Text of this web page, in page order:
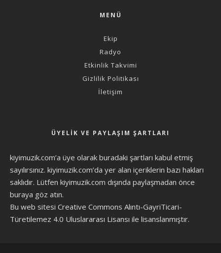
MENÜ
Ekip
Radyo
Etkinlik Takvimi
Gizlilik Politikası
İletişim
ÜYELIK VE PAYLAŞIM ŞARTLARI
kiyimuzik.com’a üye olarak buradaki şartları kabul etmiş
sayılırsınız. kiyimuzik.com’da yer alan içeriklerin bazı hakları
saklıdır. Lütfen kiyimuzik.com dışında paylaşmadan önce
buraya göz atın.
Bu web sitesi Creative Commons Alıntı-GayriTicari-
Türetilemez 4.0 Uluslararası Lisansı ile lisanslanmıştır.